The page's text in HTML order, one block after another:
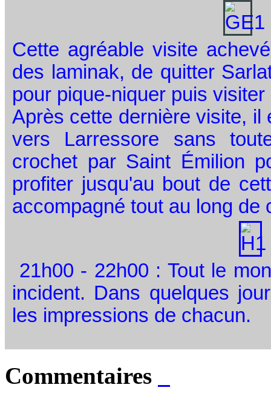
Cette agréable visite
des laminak, de quitter
pour pique-niquer puis
Après cette dernière visite, il
vers Larressore sans
crochet par Saint Émilion
profiter jusqu'au bout de
accompagné tout au long de
21h00 - 22h00 : Tout le
incident. Dans quelques
les impressions de chacun.
Commentaires